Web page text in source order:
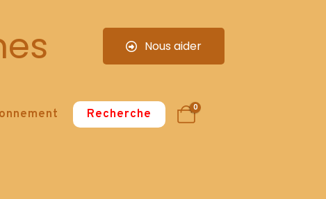
Nous aider
Recherche 0